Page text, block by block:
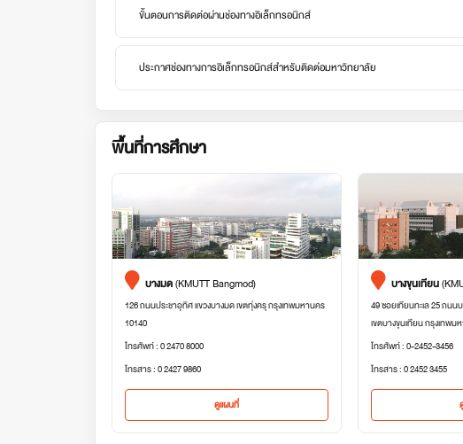
ขั้นตอนการติดต่อผ่านช่องทางอิเล็กทรอนิกส์
ประกาศช่องทางการอิเล็กทรอนิกส์สำหรับติดต่อมหาวิทยาลัย
พื้นที่การศึกษา
บางมด(KMUTT Bangmod)
126 ถนนประชาอุทิศ แขวงบางมด เขตทุ่งครุ กรุงเทพมหานคร
10140
โทรศัพท์ : 0 2470 8000
โทรสาร : 0 2427 9860
ดูแผนที่
บางขุนเทียน
49 ซอยเทียนทะเล 25 ถนน
เขตบางขุนเทียน กรุงเทพม
โทรศัพท์ : 0-2452-3456
โทรสาร : 0 2452 3455